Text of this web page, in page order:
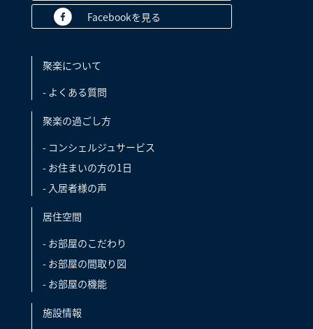
Facebookを見る
聚楽について
- よくある質問
聚楽の過ごし方
- コンシェルジュサービス
- お住まいの方の1日
- 入居者様の声
居住空間
- お部屋のこだわり
- お部屋の間取り図
- お部屋の機能
施設情報